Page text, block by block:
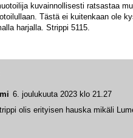
kuvainnollisesti ratsastaa
Tästä ei kuitenkaan ole
harjalla. Strippi 5115.
6. joulukuuta 2023 klo 21.27
olis erityisen hauska mikäli